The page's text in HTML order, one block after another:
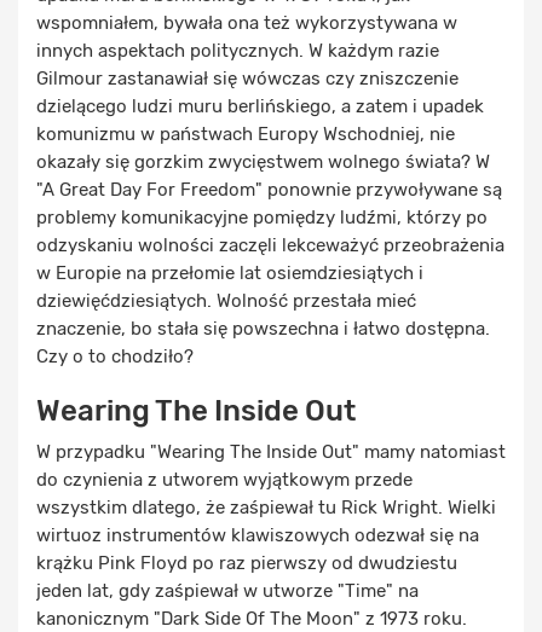
wspomniałem, bywała ona też wykorzystywana w
innych aspektach politycznych. W każdym razie
Gilmour zastanawiał się wówczas czy zniszczenie
dzielącego ludzi muru berlińskiego, a zatem i upadek
komunizmu w państwach Europy Wschodniej, nie
okazały się gorzkim zwycięstwem wolnego świata? W
"A Great Day For Freedom" ponownie przywoływane są
problemy komunikacyjne pomiędzy ludźmi, którzy po
odzyskaniu wolności zaczęli lekceważyć przeobrażenia
w Europie na przełomie lat osiemdziesiątych i
dziewięćdziesiątych. Wolność przestała mieć
znaczenie, bo stała się powszechna i łatwo dostępna.
Czy o to chodziło?
Wearing The Inside Out
W przypadku "Wearing The Inside Out" mamy natomiast
do czynienia z utworem wyjątkowym przede
wszystkim dlatego, że zaśpiewał tu Rick Wright. Wielki
wirtuoz instrumentów klawiszowych odezwał się na
krążku Pink Floyd po raz pierwszy od dwudziestu
jeden lat, gdy zaśpiewał w utworze "Time" na
kanonicznym "Dark Side Of The Moon" z 1973 roku.